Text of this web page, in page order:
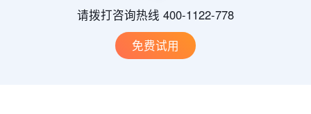
请拨打咨询热线 400-1122-778
免费试用